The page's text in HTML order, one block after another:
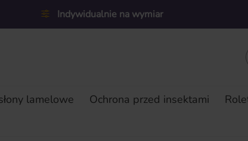
Indywidualnie na wymiar
lamelowe Ochrona przed insektami